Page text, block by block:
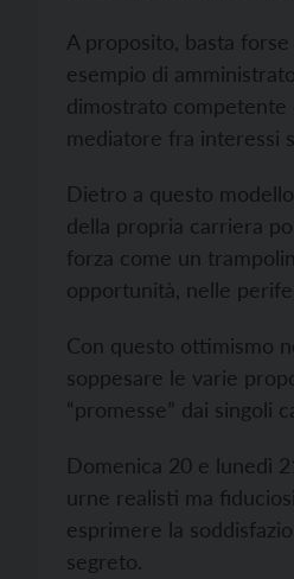
A proposito, basta
esempio di
dimostrato competente
mediatore fra interessi
Dietro a questo
della propria carriera
forza come un
opportunità, nelle
Con questo ottimismo
soppesare le varie
“promesse” dai singoli
Domenica 20 e lunedì
urne realisti ma
esprimere la
segreto.